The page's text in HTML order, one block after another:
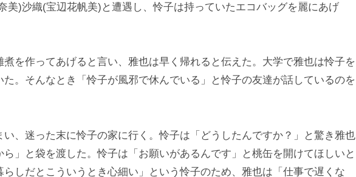
美)沙織(宝辺花帆美)と遭遇し、怜子は持っていたエコバッグを麗にあげ
を作ってあげると言い、雅也は早く帰れると伝えた。大学で雅也は怜子を
。そんなとき「怜子が風邪で休んでいる」と怜子の友達が話しているのを
、迷った末に怜子の家に行く。怜子は「どうしたんですか？」と驚き雅也
」と袋を渡した。怜子は「お願いがあるんです」と桃缶を開けてほしいと
しだとこういうとき心細い」という怜子のため、雅也は「仕事で遅くな